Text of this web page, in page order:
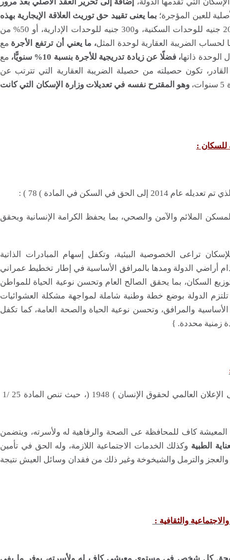
التي تُقدمها الدولة، إضافة إلى تحرير العقد الأصلي بعد مرور
للعين المؤجرة؛ بما يعنى تقييد حق توريث العلاقة الإيجارية بهذه
، مع تحديد حد أدنى للأجرة 200 جنيه للوحدات السكنية، و300 جنيه للوحدات الإدارية، أو 50% من
لحساب الضريبة العقارية لوحدة المثل، ما يعني أن ترتفع الأجرة مع
ذاتها، فضلًا عن زيادة تدريجية للأجرة بنسبة 10% سنويًّا،
مع
تكون حصيلته من حصيلة الضريبة العقارية التي تترتب عن
وهو المقترح نفسه في تعديلات وزارة الإسكان التي كانت
للسكان :
في السكن في المادة ) 78 ) :
الملائم والآمن والصحي، بما يحفظ الكرامة الإنسانية ويحقق
تراعى الخصوصية البيئية، وتكفل إسهام المبادرات الذاتية
أراضي الدولة ومدها بالمرافق الأساسية في إطار تخطيط عمراني
السكان، بما يحقق الصالح العام وتحسن نوعية الحياة للمواطن
الدولة بوضع خطة وطنية شاملة لمواجهة مشكلة العشوائيات
والمرافق، وتحسن نوعية الحياة والصحة العامة، كما تكفل
زمنية محددة. }
كاف للمحافظة عى الصحة والرفاهية له ولأسرته، ويتضمن
الطبية وكذلك الخدمات الاجتماعية اللازمة، وله الحق في تأمين
والترمل والشيخوخة وغير ذلك من فقدان وسائل العيش نتيجة